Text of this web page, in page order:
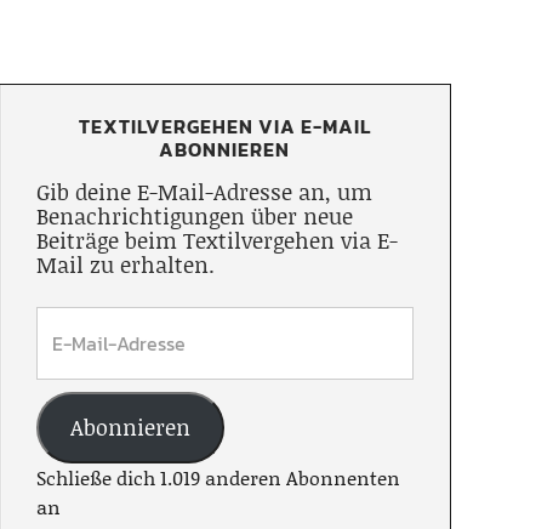
TEXTILVERGEHEN VIA E-MAIL
ABONNIEREN
Gib deine E-Mail-Adresse an, um
Benachrichtigungen über neue
Beiträge beim Textilvergehen via E-
Mail zu erhalten.
Abonnieren
Schließe dich 1.019 anderen Abonnenten
an